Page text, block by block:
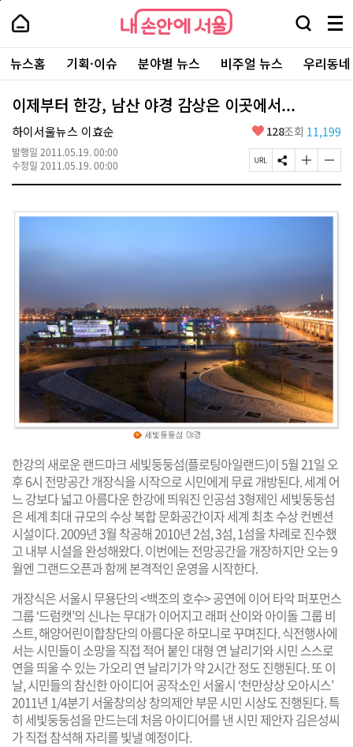
본
로
가
내
손
안
에
서
울
-
서
울
시
대
표
소
포
털
내
손
에
울
검
창
열
기
메
뉴
전
체
보
주
요
서
뉴스홈 기획·이슈 분야별 뉴스 비주얼 뉴스 우리동
이제부터 한강, 남산 야경 감상은 이곳에서...
하이서울뉴스 이효순
발행일 2011.05.19. 00:00
수정일 2011.05.19. 00:00
좋
요
128조회 11,199
페
이
R
S
N
유
글
자
크
하
글
자
작
한강의 새로운 랜드마크 세빛둥둥섬(플로팅아일랜드)이 5월 21일 오
후 6시 전망공간 개장식을 시작으로 시민에게 무료 개방된다. 세계 어
느 강보다 넓고 아름다운 한강에 띄워진 인공섬 3형제인 세빛둥둥섬
은 세계 최대 규모의 수상 복합 문화공간이자 세계 최초 수상 컨벤션
시설이다. 2009년 3월 착공해 2010년 2섬, 3섬, 1섬을 차례로 진수했
고 내부 시설을 완성해왔다. 이번에는 전망공간을 개장하지만 오는 9
월엔 그랜드오픈과 함께 본격적인 운영을 시작한다.
개장식은 서울시 무용단의 <백조의 호수> 공연에 이어 타악 퍼포먼스
그룹 ‘드럼캣’의 신나는 무대가 이어지고 래퍼 산이와 아이돌 그룹 비
스트, 해양어린이합창단의 아름다운 하모니로 꾸며진다. 식전행사에
서는 시민들이 소망을 직접 적어 붙인 대형 연 날리기와 시민 스스로
연을 띄울 수 있는 가오리 연 날리기가 약 2시간 정도 진행된다. 또 이
날, 시민들의 참신한 아이디어 공작소인 서울시 ‘천만상상 오아시스’
2011년 1/4분기 서울창의상 창의제안 부문 시민 시상도 진행된다. 특
히 세빛둥둥섬을 만드는데 처음 아이디어를 낸 시민 제안자 김은성씨
가 직접 참석해 자리를 빛낼 예정이다.
페
상
단
로